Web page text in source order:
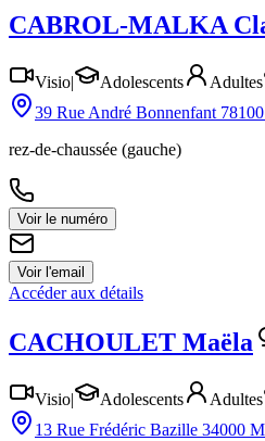
CABROL-MALKA
Visio| Adolescents Adultes
39 Rue André Bonnenfant
rez-de-chaussée (gauche)
Voir le numéro
Voir l'email
Accéder aux détails
CACHOULET Maëla
Visio| Adolescents Adultes
13 Rue Frédéric Bazille 34000